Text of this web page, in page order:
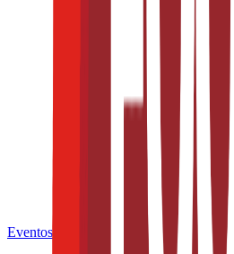
Eventos de la industria pasados